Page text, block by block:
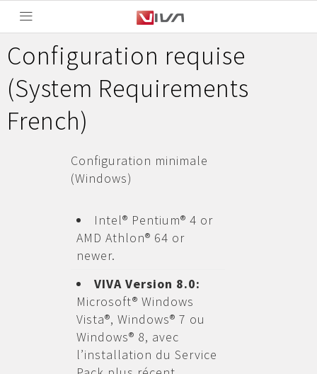
Configuration requise
(System Requirements
French)
Configuration minimale
(Windows)
Intel® Pentium® 4 or
AMD Athlon® 64 or
newer.
VIVA Version 8.0:
Microsoft® Windows
Vista®, Windows® 7 ou
Windows® 8, avec
l’installation du Service